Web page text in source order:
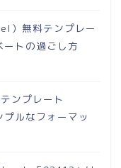
）無料テンプレー
トの過ごし方
ンプレート
ルなフォーマッ